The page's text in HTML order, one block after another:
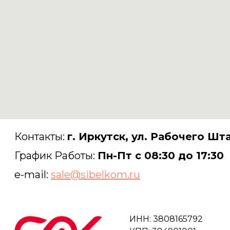
Контакты: г. Иркутск, ул. Рабочего
График Работы: Пн-Пт с 08:30 до 17:30
e-mail: sale@sibelkom.ru
ИНН: 3808165792